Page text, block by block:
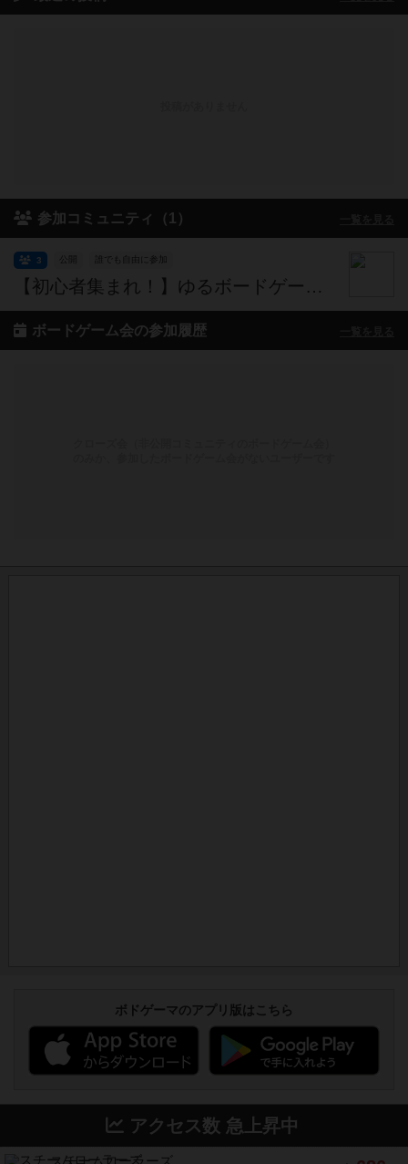
参加コミュニティ（1）
【初心者集まれ！】ゆるボードゲーム会
公開 誰でも自由に参加
3
ボードゲーム会の参加履歴
ボドゲーマのアプリ版はこちら
アクセス数 急上昇中